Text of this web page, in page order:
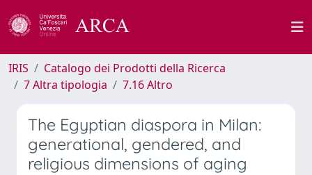
IRIS
Catalogo dei Prodotti della Ricerca
7 Altra tipologia
7.16 Altro
The Egyptian diaspora in Milan:
generational, gendered, and
religious dimensions of aging